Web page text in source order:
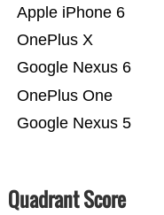
Google Nexus 5
OnePlus One
Google Nexus 6
OnePlus X
Apple iPhone 6
Quadrant Score